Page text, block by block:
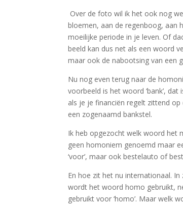
Over de foto wil ik het ook nog
bloemen, aan de regenboog, aan
moeilijke periode in je leven. Of
beeld kan dus net als een woord
maar ook de nabootsing van een
Nu nog even terug naar de
voorbeeld is het woord ‘bank’,
als je je financiën regelt zittend
een zogenaamd bankstel.
Ik heb opgezocht welk woord het
geen homoniem genoemd maar
‘voor’, maar ook bestelauto of
En hoe zit het nu internationaal.
wordt het woord homo gebruikt,
gebruikt voor ‘homo’. Maar welk